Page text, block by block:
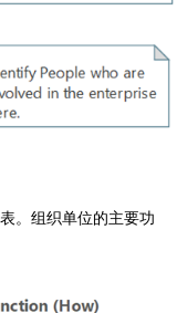
。组织单位的主要功